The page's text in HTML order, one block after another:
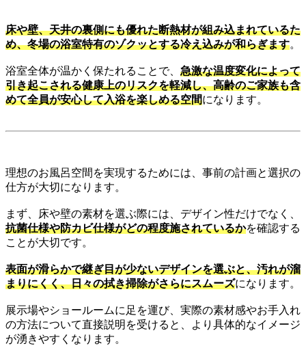
床や壁、天井の裏側にも優れた断熱材が組み込まれているた
め、冬場の浴室特有のゾクッとする冷え込みが和らぎます。
浴室全体が温かく保たれることで、 急激な温度変化によって
引き起こされる健康上のリスクを軽減し、高齢のご家族も含
めて全員が安心して入浴を楽しめる空間になります。
理想のお風呂空間を実現するためには、事前の計画と選択の
仕方が大切になります。
まず、床や壁の素材を選ぶ際には、デザイン性だけでなく、
抗菌仕様や防カビ仕様がどの程度施されているかを確認する
ことが大切です。
表面が滑らかで継ぎ目が少ないデザインを選ぶと、汚れが溜
まりにくく、日々の拭き掃除がさらにスムーズになります。
展示場やショールームに足を運び、実際の素材感やお手入れ
の方法について直接説明を受けると、より具体的なイメージ
が湧きやすくなります。